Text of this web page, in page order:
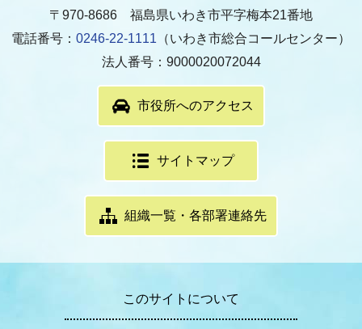
〒970-8686 福島県いわき市平字梅本21番地
電話番号： 0246-22-1111 （いわき市総合コールセンター）
法人番号：9000020072044
市役所へのアクセス
サイトマップ
組織一覧・各部署連絡先
このサイトについて